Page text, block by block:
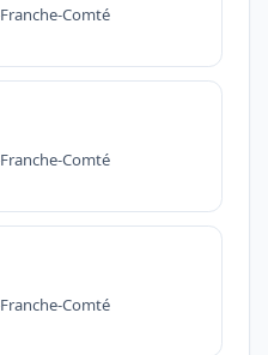
Comté
Comté
Comté